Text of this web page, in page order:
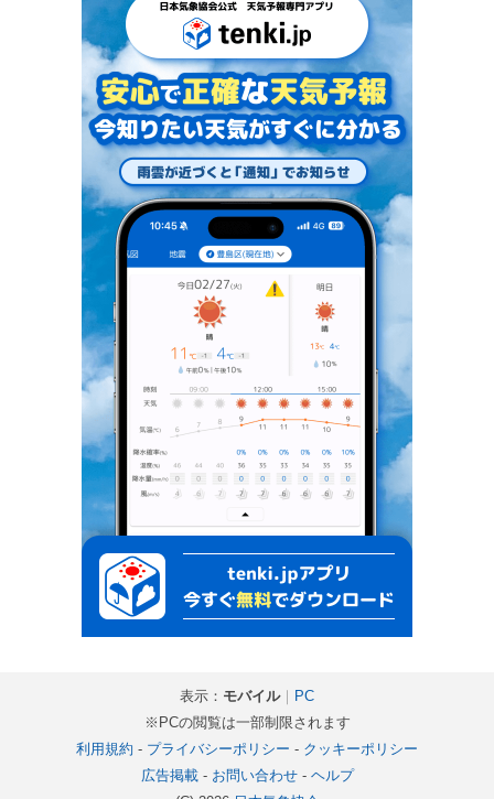
表示： モバイル｜ PC
※PCの閲覧は一部制限されます
利用規約 - プライバシーポリシー - クッキーポリシー
広告掲載- お問い合わせ- ヘルプ